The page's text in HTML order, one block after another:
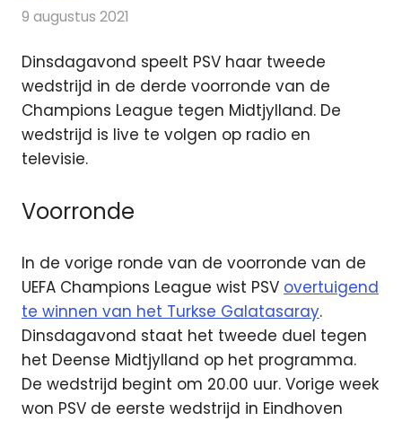
9 augustus 2021
Dinsdagavond speelt PSV haar tweede
wedstrijd in de derde voorronde van de
Champions League tegen Midtjylland. De
wedstrijd is live te volgen op radio en
televisie.
Voorronde
In de vorige ronde van de voorronde van de
UEFA Champions League wist PSV overtuigend
te winnen van het Turkse Galatasaray.
Dinsdagavond staat het tweede duel tegen
het Deense Midtjylland op het programma.
De wedstrijd begint om 20.00 uur. Vorige week
won PSV de eerste wedstrijd in Eindhoven